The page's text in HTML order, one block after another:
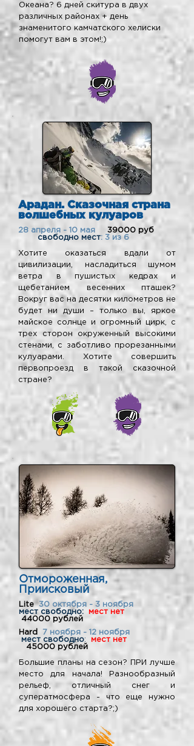
Океана? 6 дней скитура в двух
различных районах + день
знаменитого камчатского хелиски
помогут вам в этом!;)
Арадан. Сказочная страна
волшебных кулуаров
28 апреля - 10 мая 39000 руб
свободно мест: 3 из 6
Хотите оказаться вдали от
цивилизации, насладиться шумом
ветра в пушистых кедрах и
щебетанием весенних пташек?
Вокруг вас на десятки километров не
будет ни души – только вы, яркое
майское солнце и огромный цирк, с
трех сторон окруженный высокими
стенами, с заботливо прорезанными
кулуарами. Хотите совершить
первопроезд в такой сказочной
стране?
Отмороженная,
Приисковый
Lite30 октября - 3 ноября
мест свободно:
мест нет
44000 рублей
Hard
7 ноября - 12 ноября
мест свободно:
мест нет
45000 рублей
Большие планы на сезон? ПРИ лучше
место для начала! Разнообразный
рельеф, отличный снег и
суператмосфера - что еще нужно
для хорошего старта?;)